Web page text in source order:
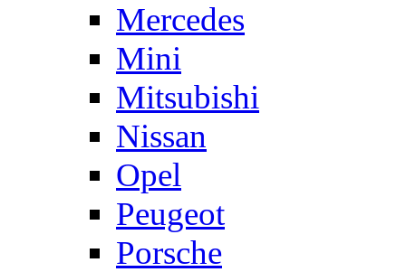
Mercedes
Mini
Mitsubishi
Nissan
Opel
Peugeot
Porsche